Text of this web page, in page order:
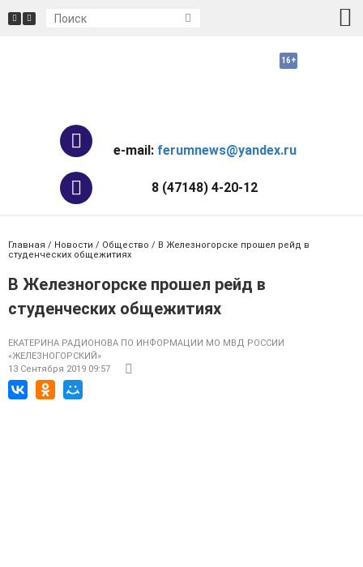
e-mail: ferumnews@yandex.ru
8 (47148) 4-20-12
Главная / Новости / Общество / В Железногорске прошел рейд в
студенческих общежитиях
В Железногорске прошел рейд в
студенческих общежитиях
ЕКАТЕРИНА РАДИОНОВА ПО ИНФОРМАЦИИ МО МВД РОССИИ
«ЖЕЛЕЗНОГОРСКИЙ»
13 Сентября 2019 09:57